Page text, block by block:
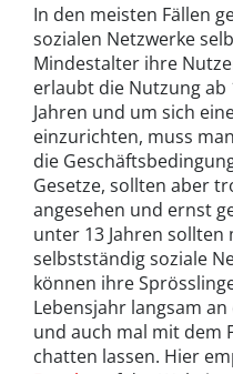
In den meisten Fällen
sozialen Netzwerke
Mindestalter ihre
erlaubt die Nutzung ab
Jahren und um sich
einzurichten, muss
die
Gesetze, sollten aber
angesehen und ernst
unter 13 Jahren
selbstständig soziale
können ihre
Lebensjahr langsam
und auch mal mit dem
chatten lassen. Hier